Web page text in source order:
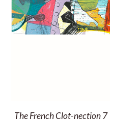
The French Clot-nection 7